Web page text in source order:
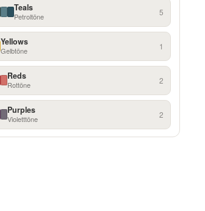
Teals
Petroltöne 5
Yellows
Gelbtöne 1
Reds
Rottöne 2
Purples
Violetttöne 2